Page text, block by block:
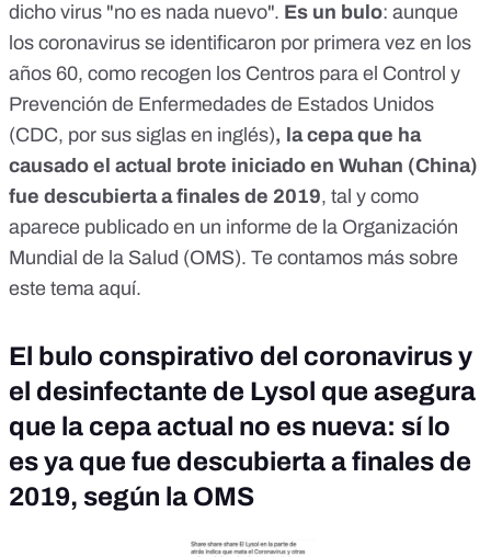
dicho virus "no es nada nuevo". Es un bulo: aunque
los coronavirus se identificaron por primera vez en los
años 60, como recogen los Centros para el Control y
Prevención de Enfermedades de Estados Unidos
(CDC, por sus siglas en inglés), la cepa que ha
causado el actual brote iniciado en Wuhan (China)
fue descubierta a finales de 2019, tal y como
aparece publicado en un informe de la Organización
Mundial de la Salud (OMS). Te contamos más sobre
este tema aquí.
El bulo conspirativo del coronavirus y
el desinfectante de Lysol que asegura
que la cepa actual no es nueva: sí lo
es ya que fue descubierta a finales de
2019, según la OMS